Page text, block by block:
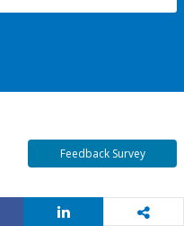
Feedback Survey